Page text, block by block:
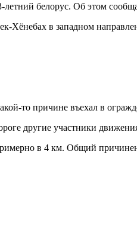
белорус. Об этом
Хёнебах в западном
то причине въехал в
другие участники
в 4 км. Общий